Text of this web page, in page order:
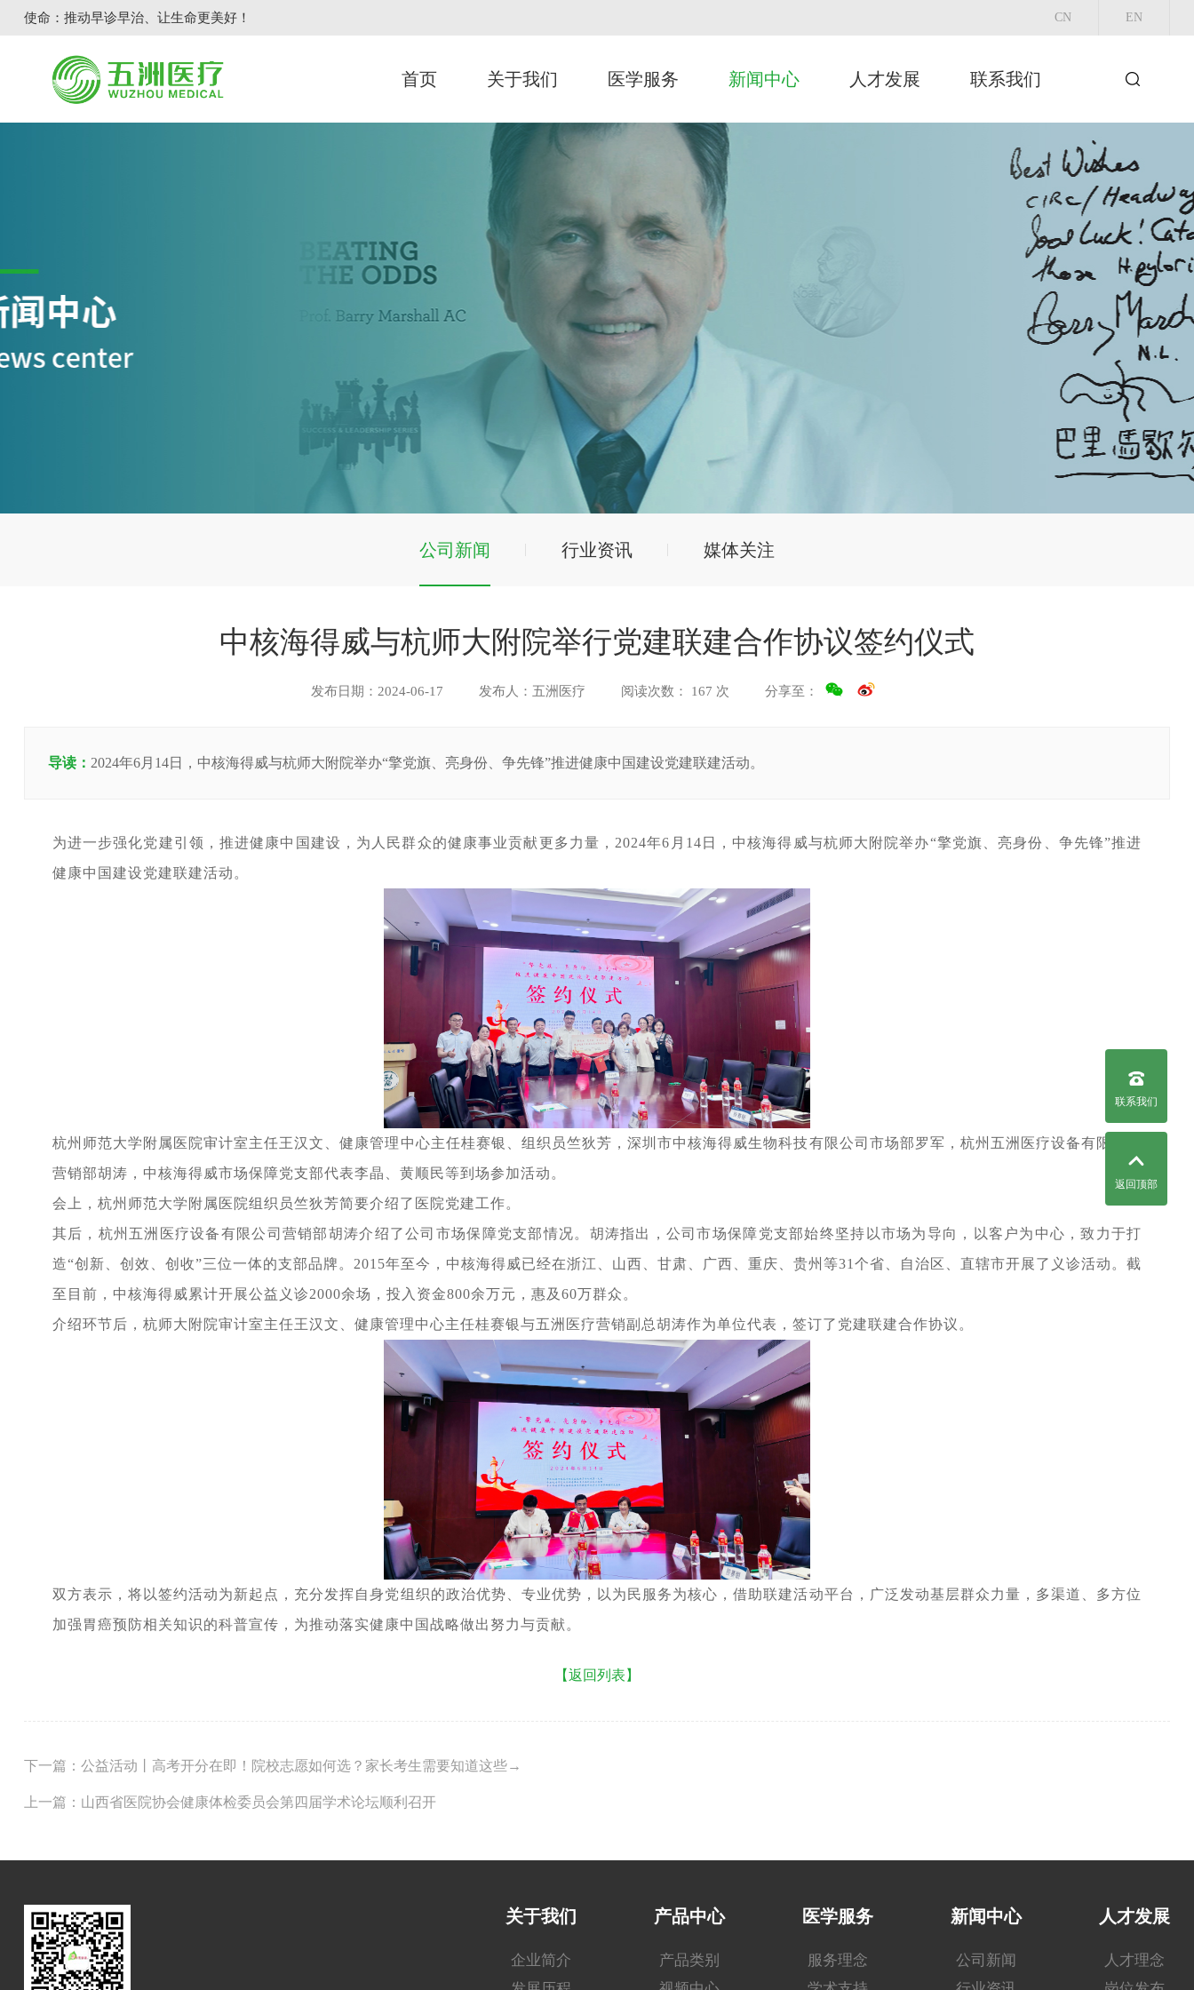
使命：推动早诊早治、让生命更美好！ CN EN
首页 关于我们 医学服务 新闻中心 人才发展 联系我们
公司新闻 行业资讯 媒体关注
中核海得威与杭师大附院举行党建联建合作协议签约仪式
发布日期：2024-06-17 发布人：五洲医疗 阅读次数： 167 次 分享至：
导读： 2024年6月14日，中核海得威与杭师大附院举办“擎党旗、亮身份、争先锋”推进健康中国建设党建联建活动。
为进一步强化党建引领，推进健康中国建设，为人民群众的健康事业贡献更多力量，2024年6月14日，中核海得威与杭师大附院举办“擎党旗、亮身份、争先锋”推进
健康中国建设党建联建活动。
杭州师范大学附属医院审计室主任王汉文、健康管理中心主任桂赛银、组织员竺狄芳，深圳市中核海得威生物科技有限公司市场部罗军，杭州五洲医疗设备有限公司
营销部胡涛，中核海得威市场保障党支部代表李晶、黄顺民等到场参加活动。
会上，杭州师范大学附属医院组织员竺狄芳简要介绍了医院党建工作。
其后， 杭州五洲医疗设备有限公司 营销部胡涛介绍了公司市场保障党支部情况。胡涛指出，公司市场保障党支部始终坚持以市场为导向，以客户为中心，致力于打
造“创新、创效、创收”三位一体的支部品牌。2015年至今，中核海得威已经在浙江、山西、甘肃、广西、重庆、贵州等31个省、自治区、直辖市开展了义诊活动。截
至目前，中核海得威累计开展公益义诊2000余场，投入资金800余万元，惠及60万群众。
介绍环节后，杭师大附院审计室主任王汉文、健康管理中心主任桂赛银与五洲医疗营销副总胡涛作为单位代表，签订了党建联建合作协议。
双方表示，将以签约活动为新起点，充分发挥自身党组织的政治优势、专业优势，以为民服务为核心，借助联建活动平台，广泛发动基层群众力量，多渠道、多方位
加强胃癌预防相关知识的科普宣传，为推动落实健康中国战略做出努力与贡献。
【返回列表】
下一篇：公益活动丨高考开分在即！院校志愿如何选？家长考生需要知道这些→
上一篇：山西省医院协会健康体检委员会第四届学术论坛顺利召开
关于我们
企业简介
产品中心
产品类别
医学服务
服务理念
新闻中心
公司新闻
人才发展
人才理念
联系我们
返回顶部